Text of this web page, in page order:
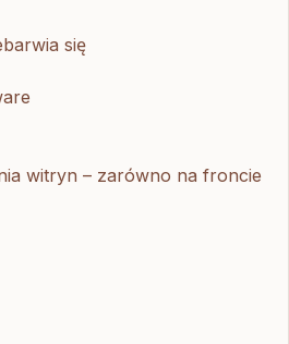
się
witryn – zarówno na froncie